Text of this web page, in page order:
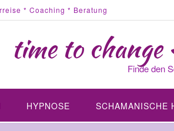
* Coaching * Beratung
time to
Finde den
HYPNOSE SCHAMANISCHE